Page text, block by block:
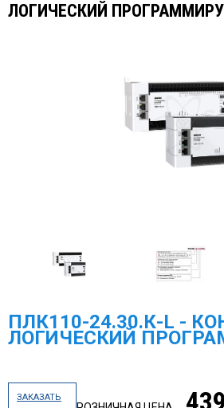
ЛОГИЧЕСКИЙ
ПЛК110-24.30.К-L -
ЛОГИЧЕСКИЙ
ЗАКАЗАТЬ